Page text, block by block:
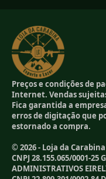
Preços e condições de
Internet. Vendas
Fica garantida a
erros de digitação que
estornado a compra.
© 2026 - Loja da Carabina
CNPJ 28.155.065/0001-25
ADMINISTRATIVOS